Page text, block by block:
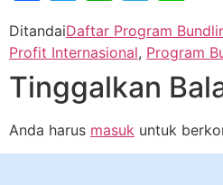
DitandaiDaftar Program
Profit Internasional, Program
Tinggalkan
Anda harus masuk untuk